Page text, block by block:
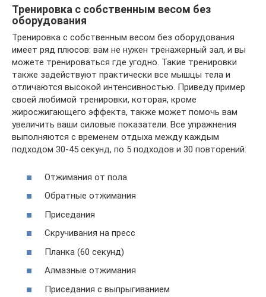
Тренировка с собственным весом без
оборудования
Тренировка с собственным весом без оборудования
имеет ряд плюсов: вам не нужен тренажерный зал, и вы
можете тренироваться где угодно. Такие тренировки
также задействуют практически все мышцы тела и
отличаются высокой интенсивностью. Приведу пример
своей любимой тренировки, которая, кроме
жиросжигающего эффекта, также может помочь вам
увеличить ваши силовые показатели. Все упражнения
выполняются с временем отдыха между каждым
подходом 30-45 секунд, по 5 подходов и 30 повторений:
Отжимания от пола
Обратные отжимания
Приседания
Скручивания на пресс
Планка (60 секунд)
Алмазные отжимания
Приседания с выпрыгиванием